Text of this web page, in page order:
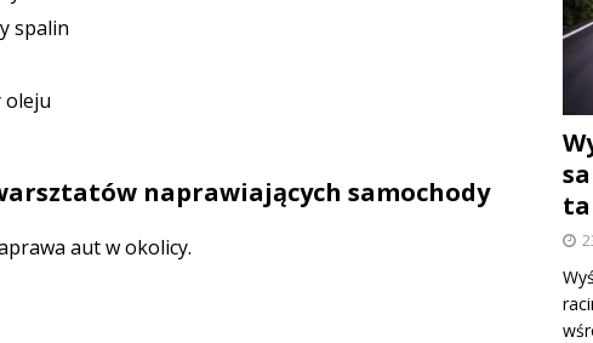
spalin
oleju
naprawiających samochody
aut w okolicy.